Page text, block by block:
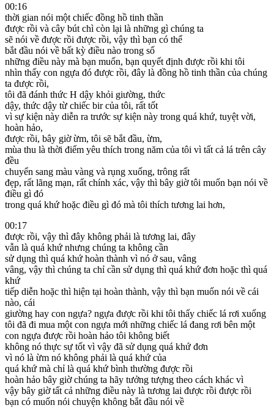
00:16
thời gian nói một chiếc đồng hồ tinh thần
được rồi và cây bút chì còn lại là những gì chúng ta
sẽ nói về được rồi được rồi, vậy thì bạn có thể
bắt đầu nói về bất kỳ điều nào trong số
những điều này mà bạn muốn, bạn quyết định được rồi khi tôi
nhìn thấy con ngựa đó được rồi, đây là đồng hồ tinh thần của chúng
ta được rồi,
tôi đã đánh thức H dậy khỏi giường, thức
dậy, thức dậy từ chiếc bir của tôi, rất tốt
vì sự kiện này diễn ra trước sự kiện này trong quá khứ, tuyệt vời,
hoàn hảo,
được rồi, bây giờ ừm, tôi sẽ bắt đầu, ừm,
mùa thu là thời điểm yêu thích trong năm của tôi vì tất cả lá trên cây
đều
chuyển sang màu vàng và rụng xuống, trông rất
đẹp, rất lãng mạn, rất chính xác, vậy thì bây giờ tôi muốn bạn nói về
điều gì đó
trong quá khứ hoặc điều gì đó mà tôi thích tương lai hơn,
00:17
được rồi, vậy thì đây không phải là tương lai, đây
vẫn là quá khứ nhưng chúng ta không cần
sử dụng thì quá khứ hoàn thành vì nó ở sau, vâng
vâng, vậy thì chúng ta chỉ cần sử dụng thì quá khứ đơn hoặc thì quá
khứ
tiếp diễn hoặc thì hiện tại hoàn thành, vậy thì bạn muốn nói về cái
nào, cái
giường hay con ngựa? ngựa được rồi khi tôi thấy chiếc lá rơi xuống
tôi đã đi mua một con ngựa mới những chiếc lá đang rơi bên một
con ngựa được rồi hoàn hảo tôi không biết
không nó thực sự tốt vì vậy đã sử dụng quá khứ đơn
vì nó là ừm nó không phải là quá khứ của
quá khứ mà chỉ là quá khứ bình thường được rồi
hoàn hảo bây giờ chúng ta hãy tưởng tượng theo cách khác vì
vậy bây giờ tất cả những điều này là tương lai được rồi được rồi
bạn có muốn nói chuyện không bắt đầu nói về